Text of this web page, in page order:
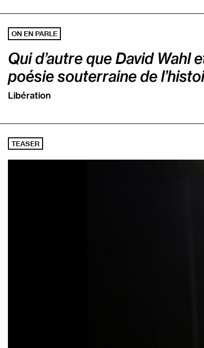
ON EN PARLE
Qui d’autre que David Wahl
poésie souterraine de
Libération
TEASER